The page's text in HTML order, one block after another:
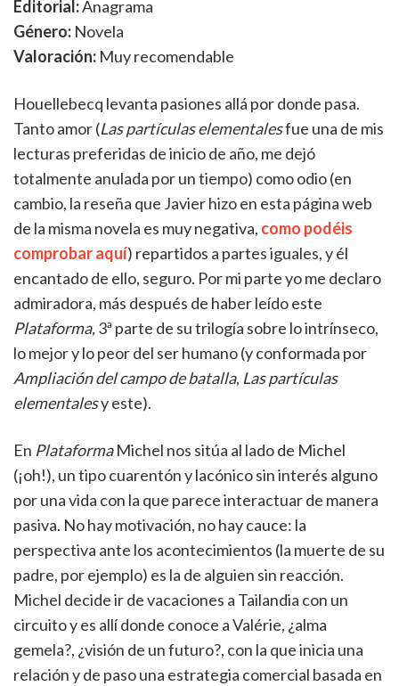
Editorial:Anagrama
Género: Novela
Valoración: Muy recomendable
Houellebecq levanta pasiones allá por donde pasa.
Tanto amor (Las partículas elementalesfue una de mis
lecturas preferidas de inicio de año, me dejó
totalmente anulada por un tiempo) como odio (en
cambio, la reseña que Javier hizo en esta página web
de la misma novela es muy negativa, como podéis
comprobar aquí) repartidos a partes iguales, y él
encantado de ello, seguro. Por mi parte yo me declaro
admiradora, más después de haber leído este
Plataforma,3ª parte de su trilogía sobre lo intrínseco,
lo mejor y lo peor del ser humano (y conformada por
Ampliación del campo de batalla, Las partículas
elementalesy este).
En PlataformaMichel nos sitúa al lado de Michel
(¡oh!), un tipo cuarentón y lacónico sin interés alguno
por una vida con la que parece interactuar de manera
pasiva. No hay motivación, no hay cauce: la
perspectiva ante los acontecimientos (la muerte de su
padre, por ejemplo) es la de alguien sin reacción.
Michel decide ir de vacaciones a Tailandia con un
circuito y es allí donde conoce a Valérie, ¿alma
gemela?, ¿visión de un futuro?, con la que inicia una
relación y de paso una estrategia comercial basada en